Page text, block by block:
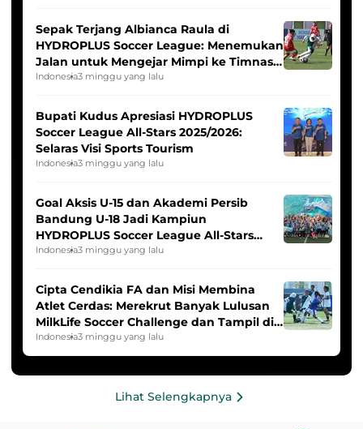
Sepak Terjang Albianca Raula di
HYDROPLUS Soccer League: Menemukan
Jalan untuk Mengejar Mimpi ke Timnas
Indonesia Putri
Indonesia3 minggu yang lalu
Bupati Kudus Apresiasi HYDROPLUS
Soccer League All-Stars 2025/2026:
Selaras Visi Sports Tourism
Indonesia3 minggu yang lalu
Goal Aksis U-15 dan Akademi Persib
Bandung U-18 Jadi Kampiun
HYDROPLUS Soccer League All-Stars
2025/2026
Indonesia3 minggu yang lalu
Cipta Cendikia FA dan Misi Membina
Atlet Cerdas: Merekrut Banyak Lulusan
MilkLife Soccer Challenge dan Tampil di
HYDROPLUS Soccer League
Indonesia3 minggu yang lalu
Lihat Selengkapnya